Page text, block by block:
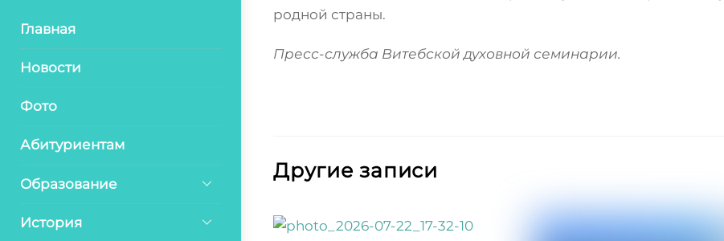
Главная
Новости
Фото
Абитуриентам
Образование
История
родной страны.
Пресс-служба Витебской духовной семинарии.
Другие записи